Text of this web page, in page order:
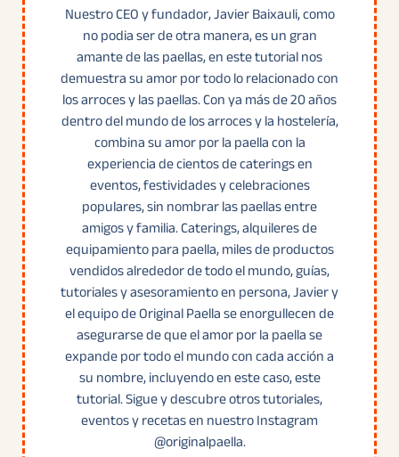
Nuestro CEO y fundador, Javier Baixauli, como
no podia ser de otra manera, es un gran
amante de las paellas, en este tutorial nos
demuestra su amor por todo lo relacionado con
los arroces y las paellas. Con ya más de 20 años
dentro del mundo de los arroces y la hostelería,
combina su amor por la paella con la
experiencia de cientos de caterings en
eventos, festividades y celebraciones
populares, sin nombrar las paellas entre
amigos y familia. Caterings, alquileres de
equipamiento para paella, miles de productos
vendidos alrededor de todo el mundo, guías,
tutoriales y asesoramiento en persona, Javier y
el equipo de Original Paella se enorgullecen de
asegurarse de que el amor por la paella se
expande por todo el mundo con cada acción a
su nombre, incluyendo en este caso, este
tutorial. Sigue y descubre otros tutoriales,
eventos y recetas en nuestro Instagram
@originalpaella.